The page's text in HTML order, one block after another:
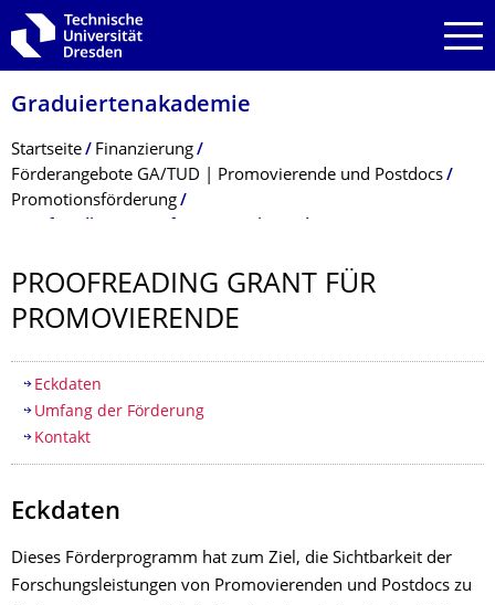
Zur Hauptnavigation springen
Zur Suche springen
Zum Inhalt springen
Graduiertenakade­mie
Breadcrumb-Menü
Startseite
Finanzierung
Förderangebote GA/TUD | Promovierende und Postdocs
Promotionsförderung
PROOFREADING GRANT FÜR
PROMOVIERENDE
Inhaltsverzeichnis
Eckdaten
Umfang der Förderung
Kontakt
Eckdaten
Dieses Förderprogramm hat zum Ziel, die Sichtbarkeit der
Forschungsleistungen von Promovierenden und Postdocs zu